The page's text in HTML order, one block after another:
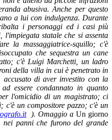
abusiva. Anche per questo
a lui con indulgenza. Durante
i personaggi ed i casi più
statale che si assenta
la massaggiatrice-squillo; c'è
che sequestra un cane
c'è Luigi Marchetti, un ladro
della villa in cui è penetrato in
accusato di aver investito con la
essere condannato in quanto
l'omicidio di un magistrato; ci
c'è un compositore pazzo; c'è un
). Omaggio a Un giorno
panni che furono del grande